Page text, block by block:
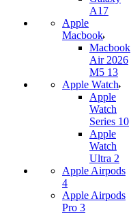
A17
Apple
Macbook
Macbook
Air 2026
M5 13
Apple Watch
Apple
Watch
Series 10
Apple
Watch
Ultra 2
Apple Airpods
4
Apple Airpods
Pro 3